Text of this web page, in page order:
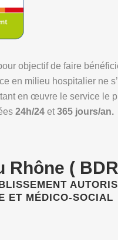
objectif de faire
en milieu hospitalier ne
en œuvre le service le
24h/24 et365 jours/an.
Rhône (
ET MÉDICO-